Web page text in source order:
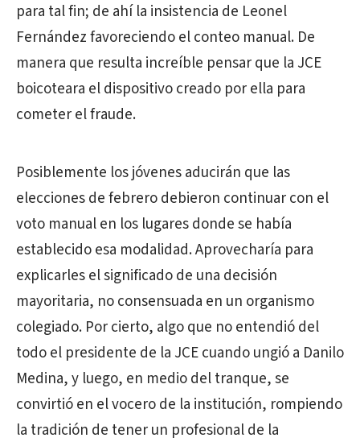
para tal fin; de ahí la insistencia de Leonel
Fernández favoreciendo el conteo manual. De
manera que resulta increíble pensar que la JCE
boicoteara el dispositivo creado por ella para
cometer el fraude.
Posiblemente los jóvenes aducirán que las
elecciones de febrero debieron continuar con el
voto manual en los lugares donde se había
establecido esa modalidad. Aprovecharía para
explicarles el significado de una decisión
mayoritaria, no consensuada en un organismo
colegiado. Por cierto, algo que no entendió del
todo el presidente de la JCE cuando ungió a Danilo
Medina, y luego, en medio del tranque, se
convirtió en el vocero de la institución, rompiendo
la tradición de tener un profesional de la